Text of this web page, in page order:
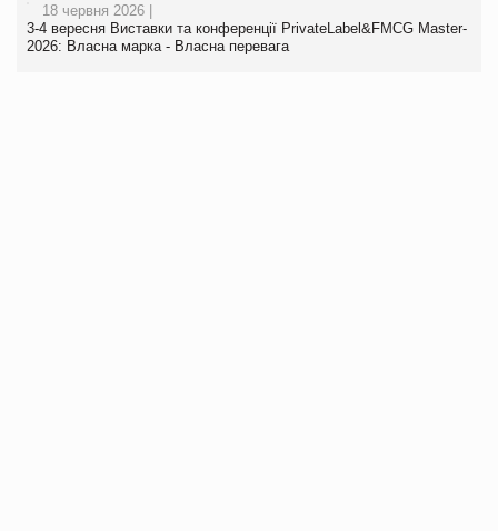
18 червня 2026 |
3-4 вересня Виставки та конференції PrivateLabel&FMCG Master-
2026: Власна марка - Власна перевага